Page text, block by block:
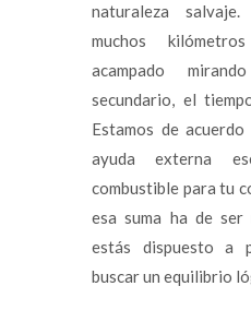
naturaleza
muchos
acampado
secundario, el
Estamos de
ayuda externa
combustible para tu
esa suma ha de
estás dispuesto a
buscar un equilibrio